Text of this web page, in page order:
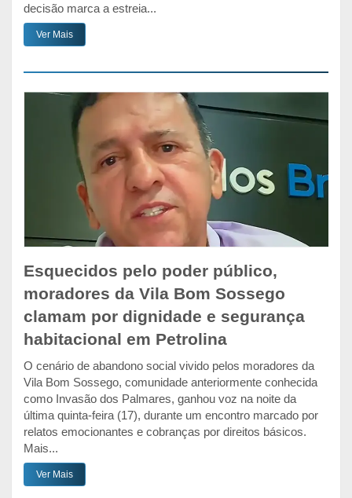
decisão marca a estreia...
Ver Mais
Esquecidos pelo poder público,
moradores da Vila Bom Sossego
clamam por dignidade e segurança
habitacional em Petrolina
O cenário de abandono social vivido pelos moradores da
Vila Bom Sossego, comunidade anteriormente conhecida
como Invasão dos Palmares, ganhou voz na noite da
última quinta-feira (17), durante um encontro marcado por
relatos emocionantes e cobranças por direitos básicos.
Mais...
Ver Mais